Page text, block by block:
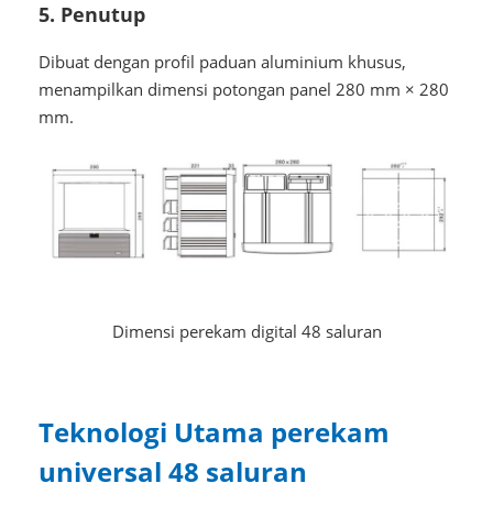
5. Penutup
Dibuat dengan profil paduan aluminium khusus,
menampilkan dimensi potongan panel 280 mm × 280
mm.
Dimensi perekam digital 48 saluran
Teknologi Utama perekam
universal 48 saluran